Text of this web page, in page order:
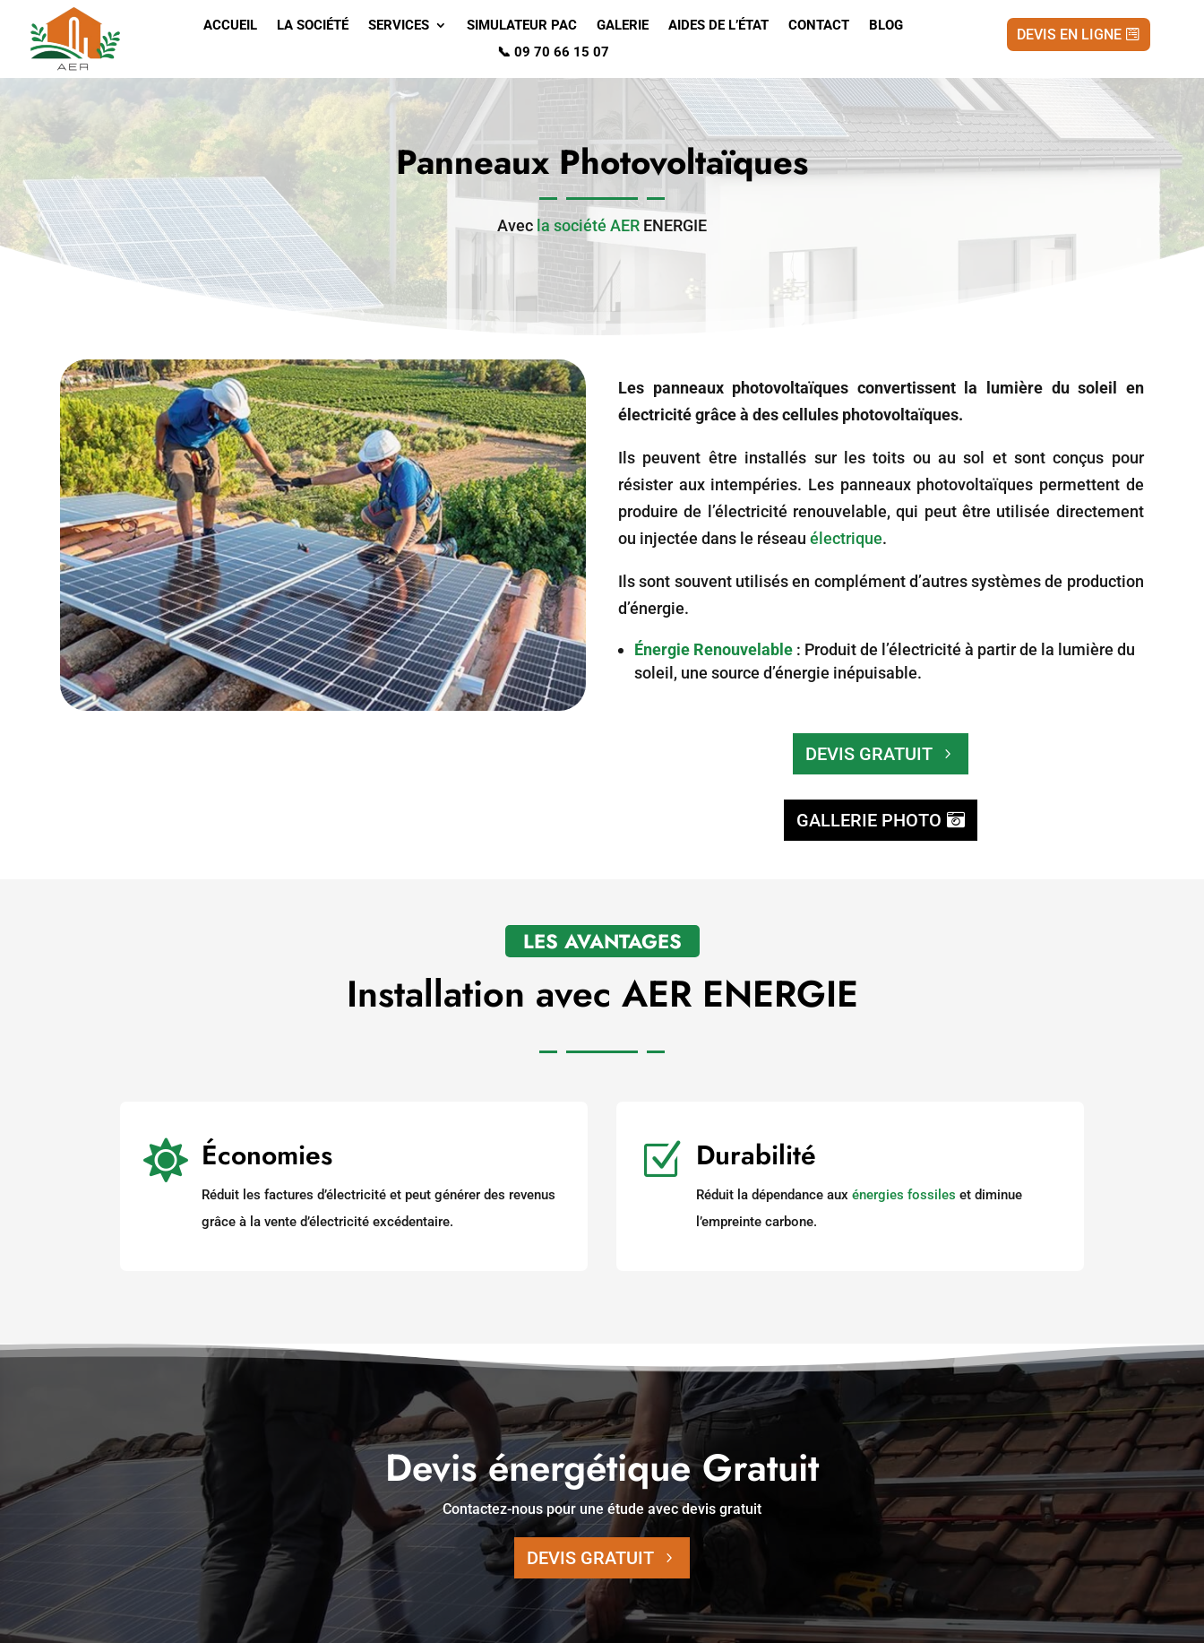
ACCUEIL LA SOCIÉTÉ SERVICES SIMULATEUR PAC GALERIE AIDES DE L’ÉTAT CONTACT
BLOG
📞 09 70 66 15 07
DEVIS EN LIGNE
Panneaux Photovoltaïques
Avec la société AER ENERGIE
Les panneaux photovoltaïques convertissent la lumière du soleil en
électricité grâce à des cellules photovoltaïques.
Ils peuvent être installés sur les toits ou au sol et sont conçus pour
résister aux intempéries. Les panneaux photovoltaïques permettent de
produire de l’électricité renouvelable, qui peut être utilisée directement
ou injectée dans le réseauélectrique.
Ils sont souvent utilisés en complément d’autres systèmes de production
d’énergie.
Énergie Renouvelable : Produit de l’électricité à partir de la lumière du
soleil, une source d’énergie inépuisable.
DEVIS GRATUIT
GALLERIE PHOTO
LES AVANTAGES
Installation avec AER ENERGIE
 Économies
Réduit les factures d’électricité et peut générer des revenus
grâce à la vente d’électricité excédentaire.
Z Durabilité
Réduit la dépendance auxénergies fossiles et diminue
l’empreinte carbone.
Devis énergétique Gratuit
Contactez-nous pour une étude avec devis gratuit
DEVIS GRATUIT